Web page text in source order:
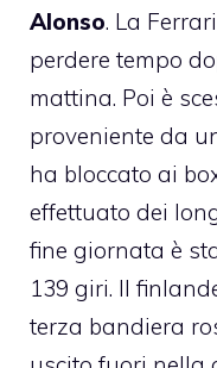
Alonso. La
perdere tempo
mattina. Poi è
proveniente da
ha bloccato ai
effettuato dei
fine giornata è
139 giri. Il
terza bandiera